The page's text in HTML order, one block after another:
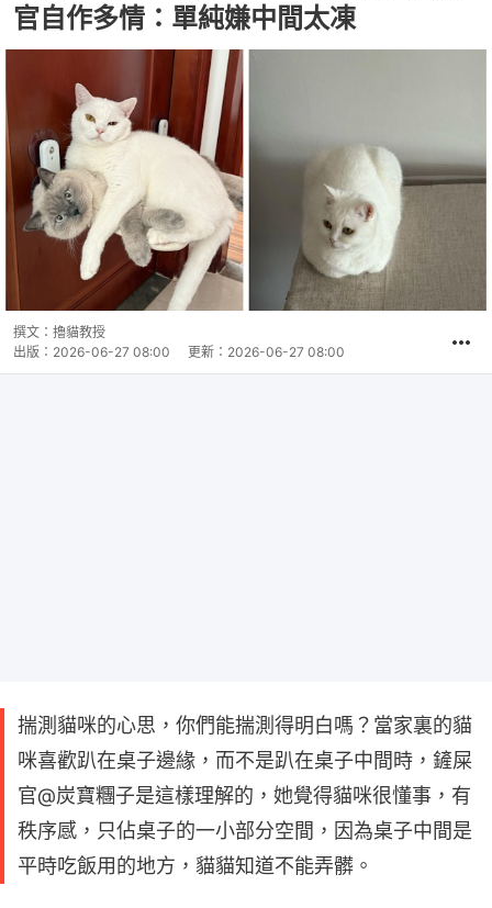
官自作多情：單純嫌中間太凍
撰文： 擼貓教授
出版： 2026-06-27 08:00 更新： 2026-06-27 08:00
揣測貓咪的心思，你們能揣測得明白嗎？當家裏的貓
咪喜歡趴在桌子邊緣，而不是趴在桌子中間時，鏟屎
官@炭寶糰子是這樣理解的，她覺得貓咪很懂事，有
秩序感，只佔桌子的一小部分空間，因為桌子中間是
平時吃飯用的地方，貓貓知道不能弄髒。